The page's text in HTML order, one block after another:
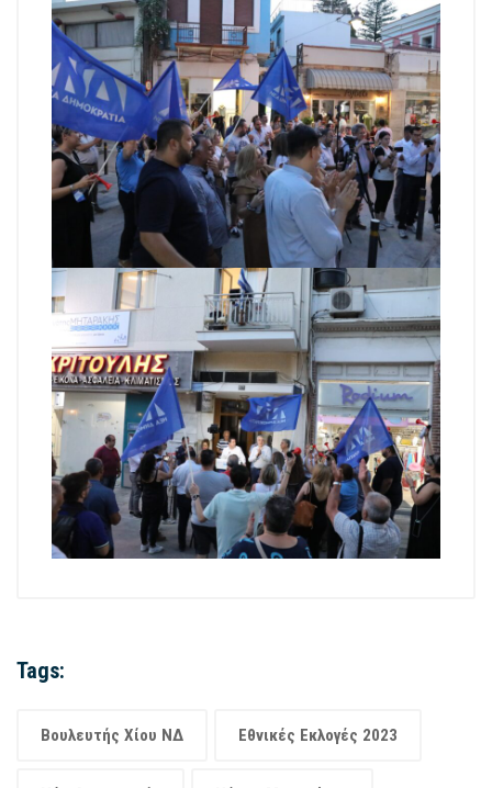
Tags:
Βουλευτής Χίου ΝΔ Εθνικές Εκλογές 2023